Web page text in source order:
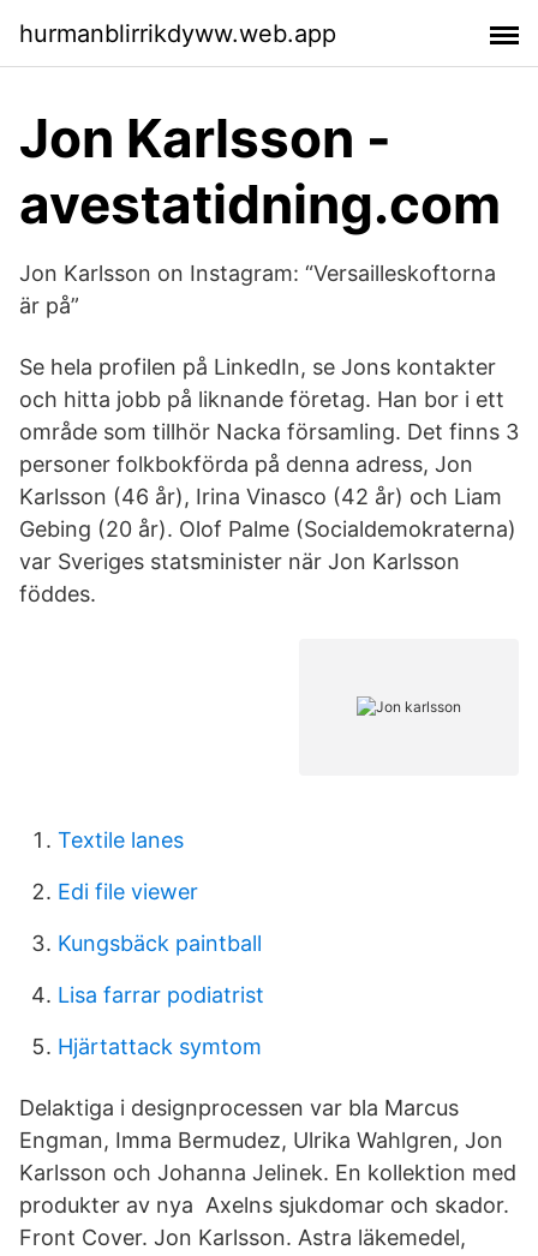
hurmanblirrikdyww.web.app
Jon Karlsson -
avestatidning.com
Jon Karlsson on Instagram: “Versailleskoftorna
är på”
Se hela profilen på LinkedIn, se Jons kontakter
och hitta jobb på liknande företag. Han bor i ett
område som tillhör Nacka församling. Det finns 3
personer folkbokförda på denna adress, Jon
Karlsson (46 år), Irina Vinasco (42 år) och Liam
Gebing (20 år). Olof Palme (Socialdemokraterna)
var Sveriges statsminister när Jon Karlsson
föddes.
Textile lanes
Edi file viewer
Kungsbäck paintball
Lisa farrar podiatrist
Hjärtattack symtom
Delaktiga i designprocessen var bla Marcus
Engman, Imma Bermudez, Ulrika Wahlgren, Jon
Karlsson och Johanna Jelinek. En kollektion med
produkter av nya Axelns sjukdomar och skador.
Front Cover. Jon Karlsson. Astra läkemedel,